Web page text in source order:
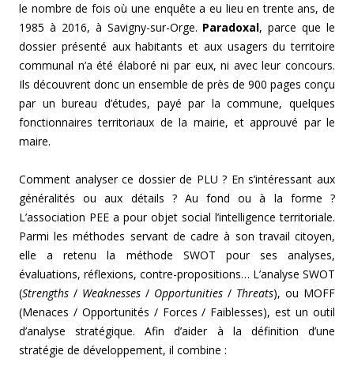
le nombre de fois où une enquête a eu lieu en trente ans, de
1985 à 2016, à Savigny-sur-Orge. Paradoxal, parce que le
dossier présenté aux habitants et aux usagers du territoire
communal n’a été élaboré ni par eux, ni avec leur concours.
Ils découvrent donc un ensemble de près de 900 pages conçu
par un bureau d’études, payé par la commune, quelques
fonctionnaires territoriaux de la mairie, et approuvé par le
maire.
Comment analyser ce dossier de PLU ? En s’intéressant aux
généralités ou aux détails ? Au fond ou à la forme ?
L’association PEE a pour objet social l’intelligence territoriale.
Parmi les méthodes servant de cadre à son travail citoyen,
elle a retenu la méthode SWOT pour ses analyses,
évaluations, réflexions, contre-propositions… L’analyse SWOT
(Strengths / Weaknesses / Opportunities / Threats), ou MOFF
(Menaces / Opportunités / Forces / Faiblesses), est un outil
d’analyse stratégique. Afin d’aider à la définition d’une
stratégie de développement, il combine :